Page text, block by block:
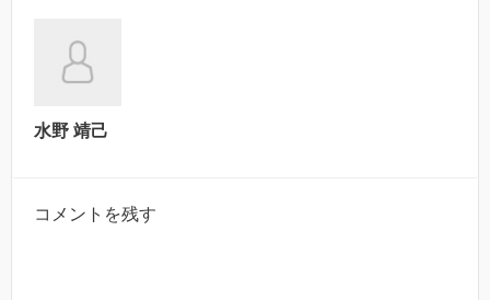
水野 靖己
コメントを残す